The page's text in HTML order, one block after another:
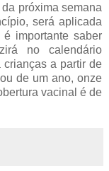
próxima semana
será aplicada
importante saber
no calendário
crianças a partir de
de um ano, onze
vacinal é de